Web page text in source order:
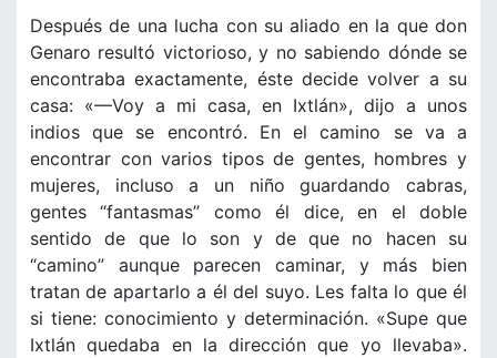
Después de una lucha con su aliado en la que don
Genaro resultó victorioso, y no sabiendo dónde se
encontraba exactamente, éste decide volver a su
casa: «—Voy a mi casa, en Ixtlán», dijo a unos
indios que se encontró. En el camino se va a
encontrar con varios tipos de gentes, hombres y
mujeres, incluso a un niño guardando cabras,
gentes “fantasmas” como él dice, en el doble
sentido de que lo son y de que no hacen su
“camino” aunque parecen caminar, y más bien
tratan de apartarlo a él del suyo. Les falta lo que él
si tiene: conocimiento y determinación. «Supe que
Ixtlán quedaba en la dirección que yo llevaba».